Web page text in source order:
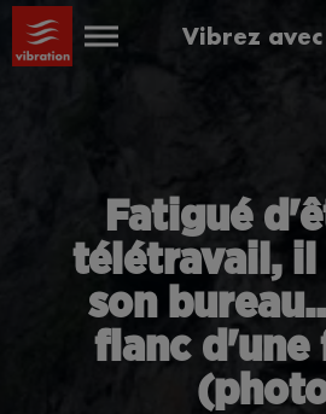
Vibrez
Fatigué
télétravail, il
son
flanc d'une